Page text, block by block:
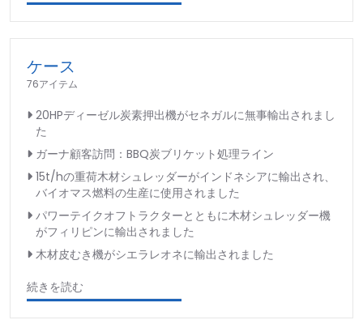
ケース
76アイテム
20HPディーゼル炭素押出機がセネガルに無事輸出されまし
た
ガーナ顧客訪問：BBQ炭ブリケット処理ライン
15t/hの重荷木材シュレッダーがインドネシアに輸出され、
バイオマス燃料の生産に使用されました
パワーテイクオフトラクターとともに木材シュレッダー機
がフィリピンに輸出されました
木材皮むき機がシエラレオネに輸出されました
続きを読む